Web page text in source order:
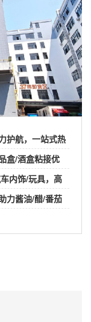
护航，一站式热
盒/酒盒粘接优
内饰/玩具，高
力酱油/醋/番茄
配比的不同对其
购的迅速发展促
！密封程度很
尔会看到哪怕快
以知道热熔胶
剂长期遇水也
很少有遇水开
而且粘接速度
但也不是所有材
无法适用的。我
因为本身金属材
属表面，所以
粘甚至没有粘
有一定的保质
使用中已经融化
以容易造成热熔
期不管是什么产
熔胶也不例外
车滤清器也越
用滚筒式，而
低排放低污染